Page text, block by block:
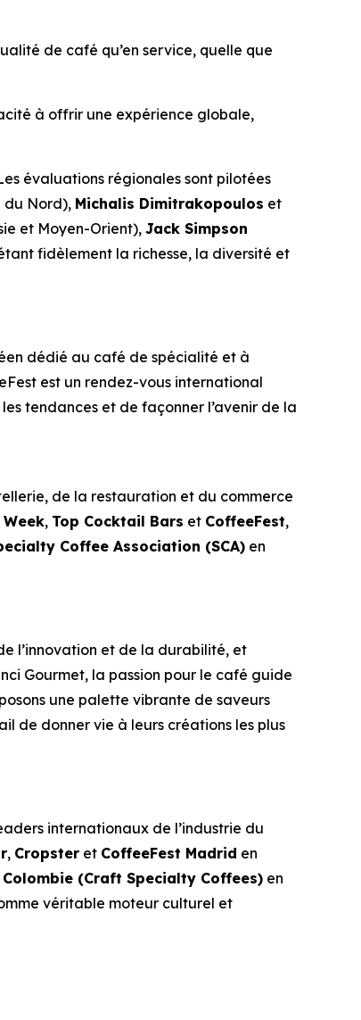
de café qu’en service, quelle que
à offrir une expérience globale,
évaluations régionales sont pilotées
du Nord), Michalis Dimitrakopoulos et
et Moyen-Orient), Jack Simpson
fidèlement la richesse, la diversité et
dédié au café de spécialité et à
est un rendez-vous international
tendances et de façonner l’avenir de la
de la restauration et du commerce
, Top Cocktail Bars et CoffeeFest,
Coffee Association (SCA) en
l’innovation et de la durabilité, et
Gourmet, la passion pour le café guide
une palette vibrante de saveurs
de donner vie à leurs créations les plus
internationaux de l’industrie du
, Cropster et CoffeeFest Madrid en
(Craft Specialty Coffees) en
véritable moteur culturel et